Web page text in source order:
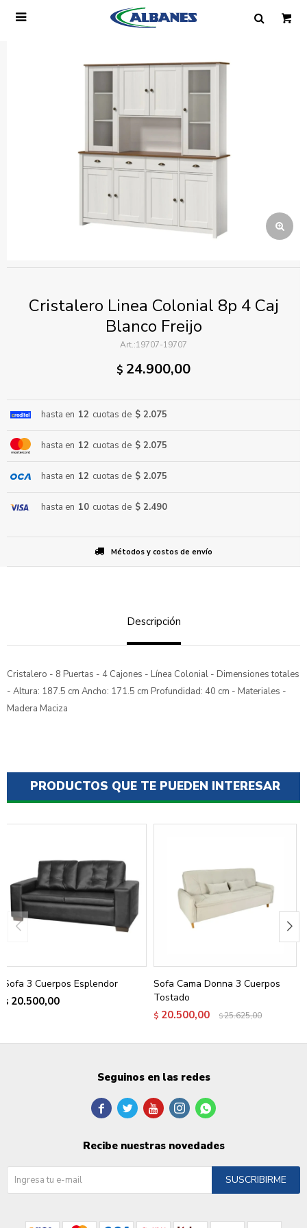

Cristalero Linea Colonial 8p 4 Caj
Blanco Freijo
19707-19707
$ 24.900,00
hasta en 12 cuotas de $ 2.075
hasta en 12 cuotas de $ 2.075
hasta en 12 cuotas de $ 2.075
hasta en 10 cuotas de $ 2.490
Métodos y costos de envío
Descripción
Cristalero - 8 Puertas - 4 Cajones - Línea Colonial - Dimensiones totales
- Altura: 187.5 cm Ancho: 171.5 cm Profundidad: 40 cm - Materiales -
Madera Maciza
PRODUCTOS QUE TE PUEDEN INTERESAR
Sofa 3 Cuerpos Esplendor
$ 20.500,00
Sofa Cama Donna 3 Cuerpos
Tostado
$ 20.500,00 $25.625,00
tengamos stock disponible.
Correo electrónico
Seguinos en las redes
    
Recibe nuestras novedades
SUSCRIBIRME